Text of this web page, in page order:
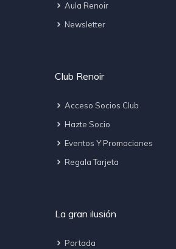
Aula Renoir
Newsletter
Club Renoir
Acceso Socios Club
Hazte Socio
Eventos Y Promociones
Regala Tarjeta
La gran ilusión
Portada